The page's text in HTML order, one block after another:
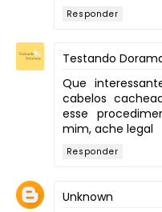
Responder
Testando
Que
cabelos
esse
mim, ache legal
Responder
Unknown